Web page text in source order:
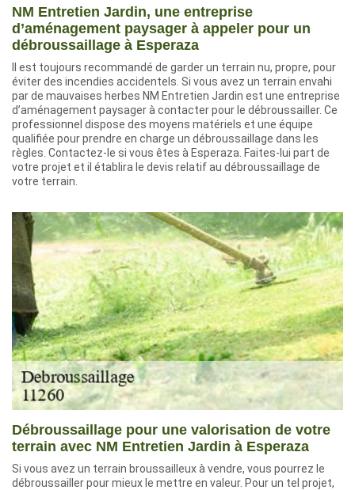
NM Entretien Jardin, une entreprise
d’aménagement paysager à appeler pour un
débroussaillage à Esperaza
Il est toujours recommandé de garder un terrain nu, propre, pour
éviter des incendies accidentels. Si vous avez un terrain envahi
par de mauvaises herbes NM Entretien Jardin est une entreprise
d’aménagement paysager à contacter pour le débroussailler. Ce
professionnel dispose des moyens matériels et une équipe
qualifiée pour prendre en charge un débroussaillage dans les
règles. Contactez-le si vous êtes à Esperaza. Faites-lui part de
votre projet et il établira le devis relatif au débroussaillage de
votre terrain.
Débroussaillage pour une valorisation de votre
terrain avec NM Entretien Jardin à Esperaza
Si vous avez un terrain broussailleux à vendre, vous pourrez le
débroussailler pour mieux le mettre en valeur. Pour un tel projet,